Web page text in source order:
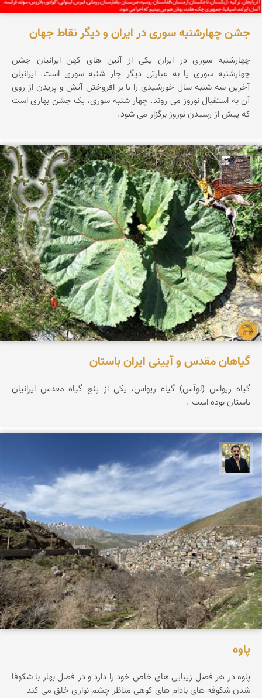
جشن چهارشنبه سوری در ایران و دیگر نقاط جهان
چهارشنبه سوری در ایران یکی از آئین های کهن ایرانیان جشن
چهارشنبه سوری یا به عبارتی دیگر چار شنبه سوری است. ایرانیان
آخرین سه شنبه سال خورشیدی را با بر افروختن آتش و پریدن از روی
آن به استقبال نوروز می روند. چهار شنبه سوری، یک جشن بهاری است
که پیش از رسیدن نوروز برگزار می شود.
محمد ناصری فرد
گیاهان مقدس و آیینی ایران باستان
گیاه ریواس (لوآس) گیاه ریواس، یکی از پنج گیاه مقدس ایرانیان
باستان بوده است .
عدنان مرادی
پاوه
پاوه در هر فصل زیبایی های خاص خود را دارد و در فصل بهار با شکوفا
شدن شکوفه های بادام های کوهی مناظر چشم نواری خلق می کند